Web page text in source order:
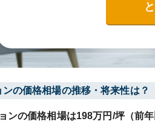
の価格相場の推移・将来性は？
ンの価格相場は198万円/坪（前